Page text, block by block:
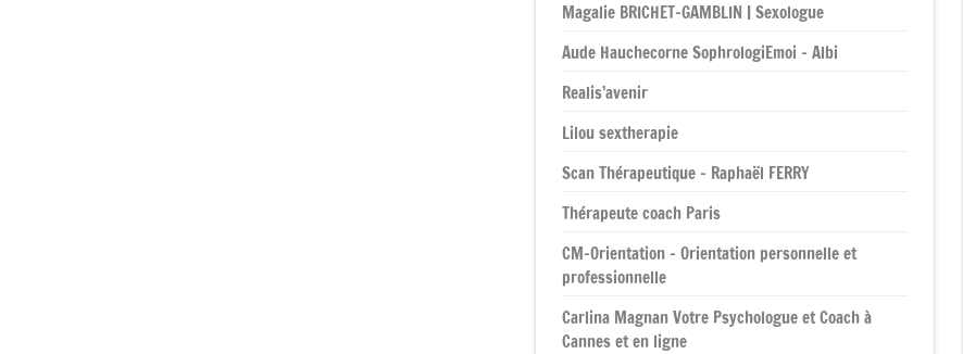
Magalie BRICHET-GAMBLIN | Sexologue
Aude Hauchecorne SophrologiEmoi – Albi
Realis’avenir
Lilou sextherapie
Scan Thérapeutique – Raphaël FERRY
Thérapeute coach Paris
CM-Orientation – Orientation personnelle et
professionnelle
Carlina Magnan Votre Psychologue et Coach à
Cannes et en ligne